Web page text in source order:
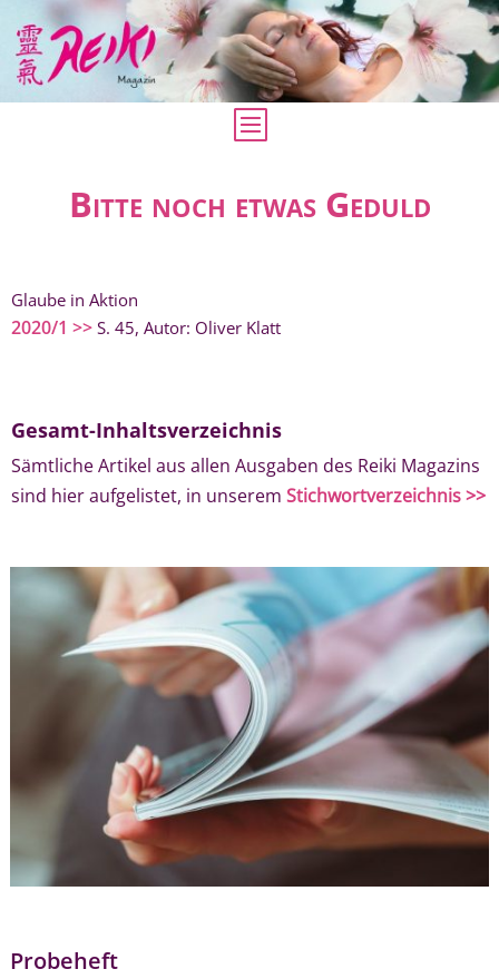
Bitte noch etwas Geduld
Glaube in Aktion
2020/1 >> S. 45, Autor: Oliver Klatt
Gesamt-Inhaltsverzeichnis
Sämtliche Artikel aus allen Ausgaben des Reiki Magazins
sind hier aufgelistet, in unserem Stichwortverzeichnis >>
Probeheft